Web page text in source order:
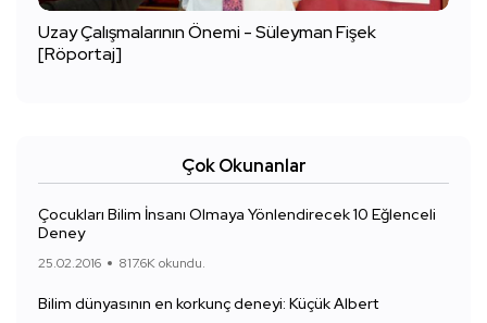
Uzay Çalışmalarının Önemi - Süleyman Fişek
[Röportaj]
Çok Okunanlar
Çocukları Bilim İnsanı Olmaya Yönlendirecek 10 Eğlenceli
Deney
25.02.2016 817.6K okundu.
Bilim dünyasının en korkunç deneyi: Küçük Albert